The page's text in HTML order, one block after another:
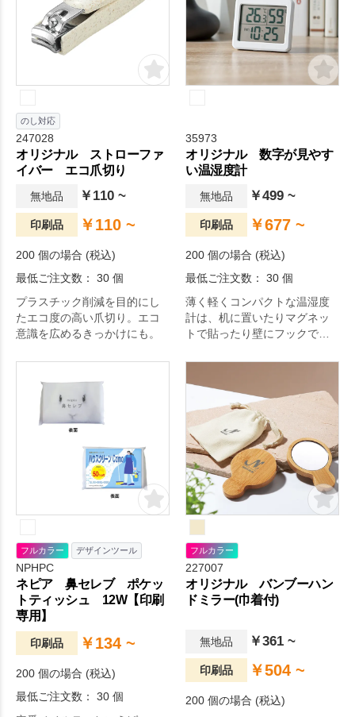
のし対応
247028
オリジナル ストローファ
イバー エコ爪切り
無地品 ￥110 ~
印刷品 ￥110 ~
200 個の場合 (税込)
最低ご注文数： 30 個
プラスチック削減を目的にし
たエコ度の高い爪切り。エコ
意識を広めるきっかけにも。
35973
オリジナル 数字が見やす
い温湿度計
無地品 ￥499 ~
印刷品 ￥677 ~
200 個の場合 (税込)
最低ご注文数： 30 個
薄く軽くコンパクトな温湿度
計は、机に置いたりマグネッ
トで貼ったり壁にフックで下
せん。
フルカラー デザインツール
NPHPC
ネピア 鼻セレブ ポケッ
トティッシュ 12W【印刷
専用】
印刷品 ￥134 ~
200 個の場合 (税込)
最低ご注文数： 30 個
フルカラー
227007
オリジナル バンブーハン
ドミラー(巾着付)
無地品 ￥361 ~
印刷品 ￥504 ~
200 個の場合 (税込)